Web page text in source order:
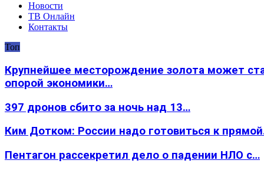
Новости
ТВ Онлайн
Контакты
Топ
Крупнейшее месторождение золота может
опорой экономики…
397 дронов сбито за ночь над 13…
Ким Дотком: России надо готовиться к
Пентагон рассекретил дело о падении НЛО с…